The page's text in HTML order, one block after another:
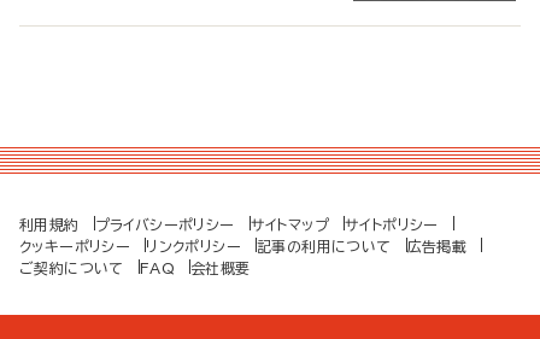
利用規約 プライバシーポリシー サイトマップ
サイトポリシー
クッキーポリシー
リンクポリシー 記事の利用について
広告掲載
ご契約について
FAQ 会社概要